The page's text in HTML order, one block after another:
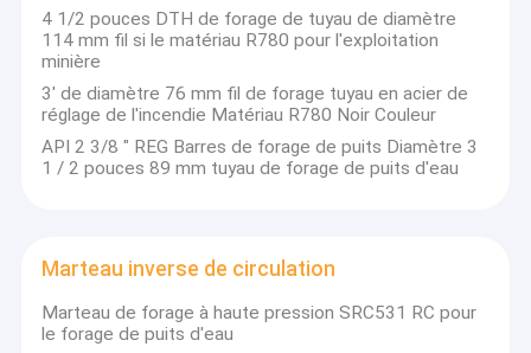
4 1/2 pouces DTH de forage de tuyau de diamètre
114 mm fil si le matériau R780 pour l'exploitation
minière
3' de diamètre 76 mm fil de forage tuyau en acier de
réglage de l'incendie Matériau R780 Noir Couleur
API 2 3/8 " REG Barres de forage de puits Diamètre 3
1 / 2 pouces 89 mm tuyau de forage de puits d'eau
Marteau inverse de circulation
Marteau de forage à haute pression SRC531 RC pour
le forage de puits d'eau